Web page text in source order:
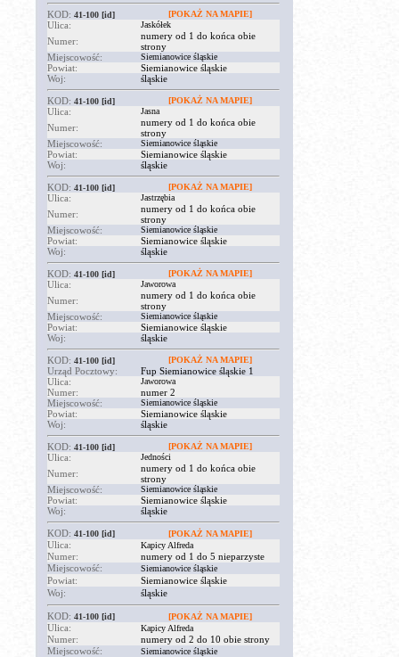
KOD: 41-100 [id] [POKAŻ NA MAPIE]
Ulica: Jaskółek
Numer:
numery od 1 do końca obie
strony
Miejscowość:
Siemianowice śląskie
Powiat:
Siemianowice śląskie
Woj:
śląskie
KOD: 41-100 [id] [POKAŻ NA MAPIE]
Ulica: Jasna
Numer:
numery od 1 do końca obie
strony
Miejscowość:
Siemianowice śląskie
Powiat:
Siemianowice śląskie
Woj:
śląskie
KOD: 41-100 [id] [POKAŻ NA MAPIE]
Ulica: Jastrzębia
Numer:
numery od 1 do końca obie
strony
Miejscowość:
Siemianowice śląskie
Powiat:
Siemianowice śląskie
Woj:
śląskie
KOD: 41-100 [id] [POKAŻ NA MAPIE]
Ulica: Jaworowa
Numer:
numery od 1 do końca obie
strony
Miejscowość:
Siemianowice śląskie
Powiat:
Siemianowice śląskie
Woj:
śląskie
KOD: 41-100 [id] [POKAŻ NA MAPIE]
Urząd Pocztowy:
Fup Siemianowice śląskie 1
Ulica:
Jaworowa
Numer:
numer 2
Miejscowość:
Siemianowice śląskie
Powiat:
Siemianowice śląskie
Woj:
śląskie
KOD: 41-100 [id] [POKAŻ NA MAPIE]
Ulica: Jedności
Numer:
numery od 1 do końca obie
strony
Miejscowość:
Siemianowice śląskie
Powiat:
Siemianowice śląskie
Woj:
śląskie
KOD: 41-100 [id] [POKAŻ NA MAPIE]
Ulica: Kapicy Alfreda
Numer:
numery od 1 do 5 nieparzyste
Miejscowość:
Siemianowice śląskie
Powiat:
Siemianowice śląskie
Woj:
śląskie
KOD: 41-100 [id] [POKAŻ NA MAPIE]
Ulica: Kapicy Alfreda
Numer:
numery od 2 do 10 obie strony
Miejscowość:
Siemianowice śląskie